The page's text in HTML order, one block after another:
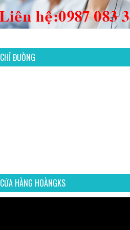
CHỈ ĐƯỜNG
CỬA HÀNG HOÀNGKS